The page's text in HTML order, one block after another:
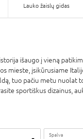
Lauko žaislų gidas
išaugo į vieną
mieste, įsikūrusiame
tuo pačiu metu
sportiškus dizainus,
Spalva